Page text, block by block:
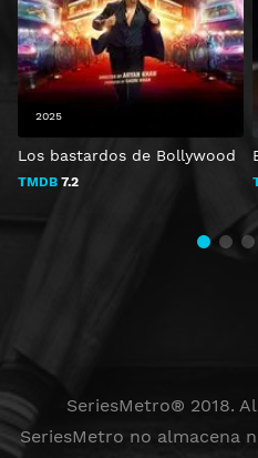
Los bastardos de Bollywood
TMDB 7.2
2025
SeriesMetro® 2018.
SeriesMetro no almacena